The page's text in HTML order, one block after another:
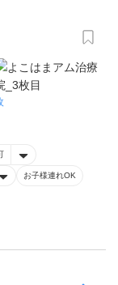
お子様連れOK